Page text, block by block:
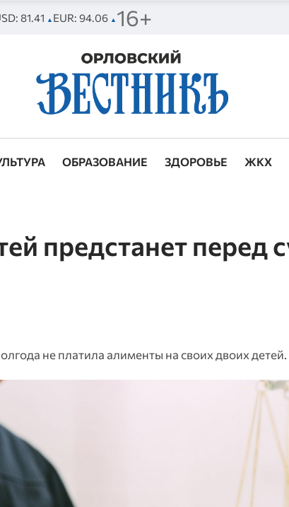
81.41 ▲ EUR: 94.06 ▲ 16+
ОБРАЗОВАНИЕ ЗДОРОВЬЕ ЖКХ
предстанет перед
не платила алименты на своих двоих детей.